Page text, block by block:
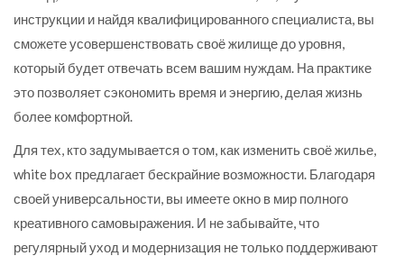
инструкции и найдя квалифицированного специалиста, вы
сможете усовершенствовать своё жилище до уровня,
который будет отвечать всем вашим нуждам. На практике
это позволяет сэкономить время и энергию, делая жизнь
более комфортной.
Для тех, кто задумывается о том, как изменить своё жилье,
white box предлагает бескрайние возможности. Благодаря
своей универсальности, вы имеете окно в мир полного
креативного самовыражения. И не забывайте, что
регулярный уход и модернизация не только поддерживают